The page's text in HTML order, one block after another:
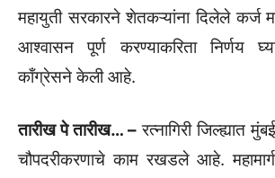
महायुती सरकारने शेतकऱ्यांना दिलेले कर्ज
आश्वासन पूर्ण करण्याकरिता निर्णय
काँग्रेसने केली आहे.
तारीख पे तारीख… – रत्नागिरी जिल्ह्यात
चौपदरीकरणाचे काम रखडले आहे.